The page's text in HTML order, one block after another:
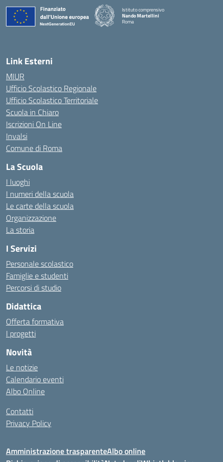
Istituto comprensivo
Nando Martellini
Roma
Link Esterni
MIUR
Ufficio Scolastico Regionale
Ufficio Scolastico Territoriale
Scuola in Chiaro
Iscrizioni On Line
Invalsi
Comune di Roma
La Scuola
I luoghi
I numeri della scuola
Le carte della scuola
Organizzazione
La storia
I Servizi
Personale scolastico
Famiglie e studenti
Percorsi di studio
Didattica
Offerta formativa
I progetti
Novità
Le notizie
Calendario eventi
Albo Online
Contatti
Privacy Policy
Amministrazione trasparenteAlbo online